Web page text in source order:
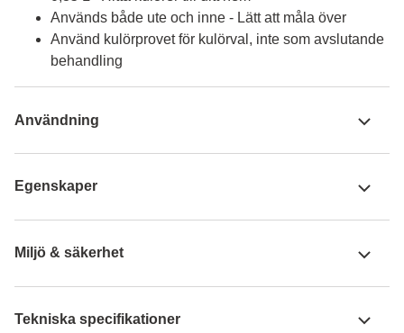
Används både ute och inne - Lätt att måla över
Använd kulörprovet för kulörval, inte som avslutande
behandling
Användning
Egenskaper
Miljö & säkerhet
Tekniska specifikationer